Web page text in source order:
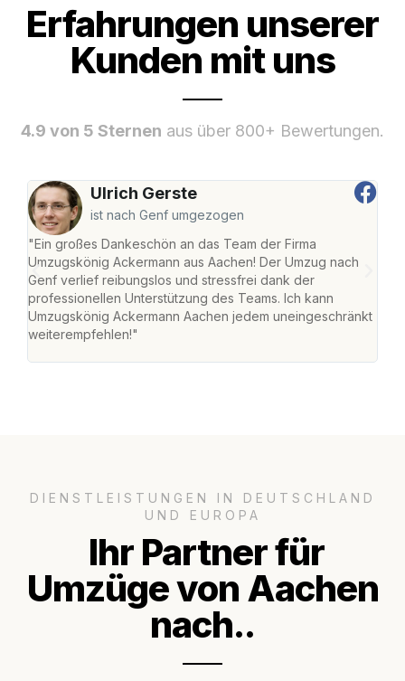
Erfahrungen unserer
Kunden mit uns
4.9 von 5 Sternen aus über 800+ Bewertungen.
Ulrich Gerste
ist nach Genf umgezogen
"Ein großes Dankeschön an das Team der Firma
Umzugskönig Ackermann aus Aachen! Der Umzug nach
Genf verlief reibungslos und stressfrei dank der
professionellen Unterstützung des Teams. Ich kann
Umzugskönig Ackermann Aachen jedem uneingeschränkt
weiterempfehlen!"
DIENSTLEISTUNGEN IN DEUTSCHLAND
UND EUROPA
Ihr Partner für
Umzüge von Aachen
nach..